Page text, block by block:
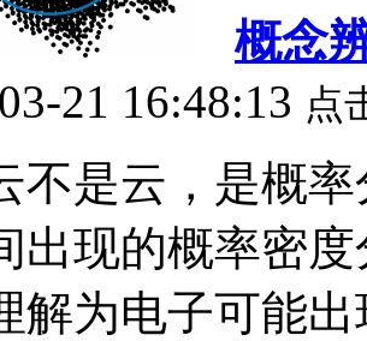
概念
21 16:48:13 点
不是云，是概
出现的概率密
解为电子可能